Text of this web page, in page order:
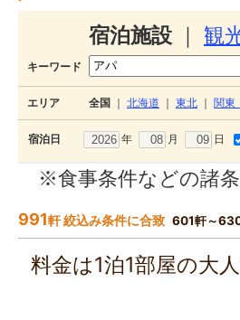
宿泊施設 観
キーワード
エリア 全国 北海道 東北 関東
宿泊日 年 月 日
※食事条件などの諸
991軒 絞込み条件に合致 601軒～
料金は1泊1部屋の大